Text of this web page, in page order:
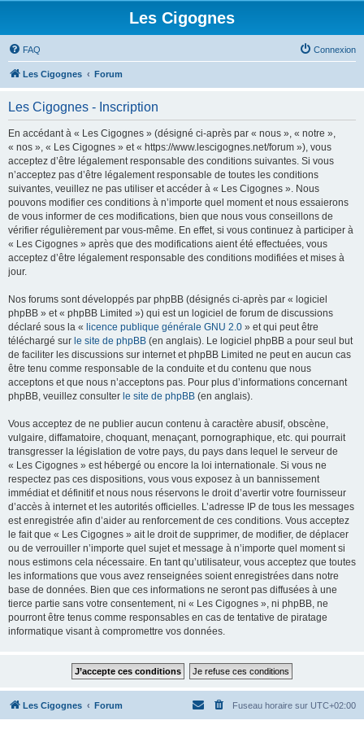
Les Cigognes
FAQ Connexion
Les Cigognes Forum
Les Cigognes - Inscription
En accédant à « Les Cigognes » (désigné ci-après par « nous », « notre »,
« nos », « Les Cigognes » et « https://www.lescigognes.net/forum »), vous
acceptez d’être légalement responsable des conditions suivantes. Si vous
n’acceptez pas d’être légalement responsable de toutes les conditions
suivantes, veuillez ne pas utiliser et accéder à « Les Cigognes ». Nous
pouvons modifier ces conditions à n’importe quel moment et nous essaierons
de vous informer de ces modifications, bien que nous vous conseillons de
vérifier régulièrement par vous-même. En effet, si vous continuez à participer à
« Les Cigognes » après que des modifications aient été effectuées, vous
acceptez d’être légalement responsable des conditions modifiées et mises à
jour.
Nos forums sont développés par phpBB (désignés ci-après par « logiciel
phpBB » et « phpBB Limited ») qui est un logiciel de forum de discussions
déclaré sous la « licence publique générale GNU 2.0 » et qui peut être
téléchargé sur le site de phpBB (en anglais). Le logiciel phpBB a pour seul but
de faciliter les discussions sur internet et phpBB Limited ne peut en aucun cas
être tenu comme responsable de la conduite et du contenu que nous
acceptons et que nous n’acceptons pas. Pour plus d’informations concernant
phpBB, veuillez consulter le site de phpBB (en anglais).
Vous acceptez de ne publier aucun contenu à caractère abusif, obscène,
vulgaire, diffamatoire, choquant, menaçant, pornographique, etc. qui pourrait
transgresser la législation de votre pays, du pays dans lequel le serveur de
« Les Cigognes » est hébergé ou encore la loi internationale. Si vous ne
respectez pas ces dispositions, vous vous exposez à un bannissement
immédiat et définitif et nous nous réservons le droit d’avertir votre fournisseur
d’accès à internet et les autorités officielles. L’adresse IP de tous les messages
est enregistrée afin d’aider au renforcement de ces conditions. Vous acceptez
le fait que « Les Cigognes » ait le droit de supprimer, de modifier, de déplacer
ou de verrouiller n’importe quel sujet et message à n’importe quel moment si
nous estimons cela nécessaire. En tant qu’utilisateur, vous acceptez que toutes
les informations que vous avez renseignées soient enregistrées dans notre
base de données. Bien que ces informations ne seront pas diffusées à une
tierce partie sans votre consentement, ni « Les Cigognes », ni phpBB, ne
pourront être tenus comme responsables en cas de tentative de piratage
informatique visant à compromettre vos données.
Les Cigognes Forum Fuseau horaire sur UTC+02:00